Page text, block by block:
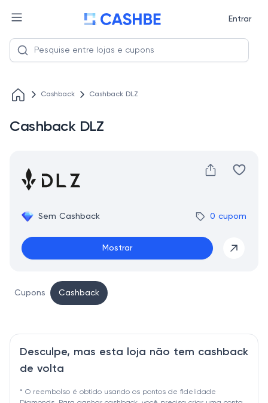
Entrar
Cashback Cashback DLZ
Cashback DLZ
Sem Cashback 0 cupom
Mostrar
Cupons Cashback
Desculpe, mas esta loja não tem cashback
de volta
* O reembolso é obtido usando os pontos de fidelidade